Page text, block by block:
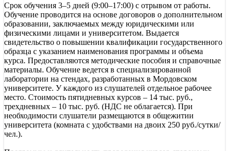
Срок обучения 3–5 дней (9:00–17:00) с отрывом от работы.
Обучение проводится на основе договоров о дополнительном
образовании, заключаемых между юридическими или
физическими лицами и университетом. Выдается
свидетельство о повышении квалификации государственного
образца с указанием наименования программы и объема
курса. Предоставляются методические пособия и справочные
материалы. Обучение ведется в специализированной
лаборатории на стендах, разработанных в Мордовском
университете. У каждого из слушателей отдельное рабочее
место. Стоимость пятидневных курсов – 14 тыс. руб.,
трехдневных – 10 тыс. руб. (НДС не облагается). При
необходимости слушатели размещаются в общежитии
университета (комната с удобствами на двоих 250 руб./сутки/
чел.).